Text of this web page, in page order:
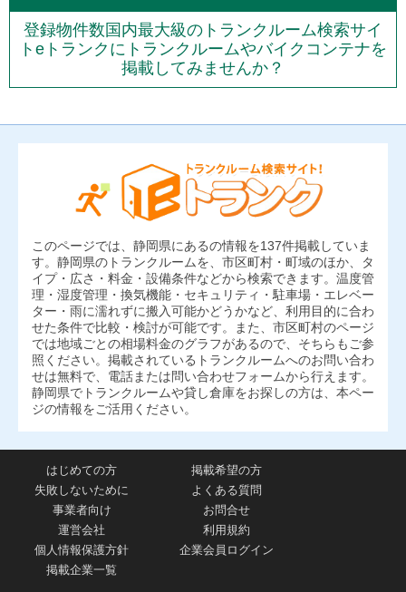
登録物件数国内最大級のトランクルーム検索サイ
トeトランクにトランクルームやバイクコンテナを
掲載してみませんか？
このページでは、静岡県にあるの情報を137件掲載していま
す。静岡県のトランクルームを、市区町村・町域のほか、タ
イプ・広さ・料金・設備条件などから検索できます。温度管
理・湿度管理・換気機能・セキュリティ・駐車場・エレベー
ター・雨に濡れずに搬入可能かどうかなど、利用目的に合わ
せた条件で比較・検討が可能です。また、市区町村のページ
では地域ごとの相場料金のグラフがあるので、そちらもご参
照ください。掲載されているトランクルームへのお問い合わ
せは無料で、電話または問い合わせフォームから行えます。
静岡県でトランクルームや貸し倉庫をお探しの方は、本ペー
ジの情報をご活用ください。
はじめての方
掲載希望の方
失敗しないために
よくある質問
事業者向け
お問合せ
運営会社
利用規約
個人情報保護方針
企業会員ログイン
掲載企業一覧